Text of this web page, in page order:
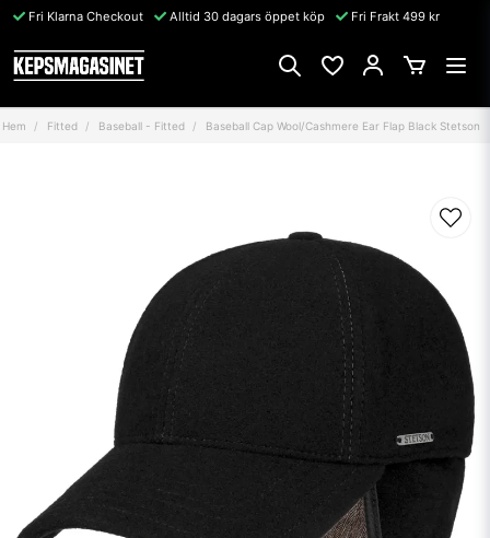
Fri Klarna Checkout Alltid 30 dagars öppet köp Fri Frakt 499 kr
Hem Fitted Baseball - Fitted Baseball Cap Wool/Cashmere Ear Flap Black Stetson